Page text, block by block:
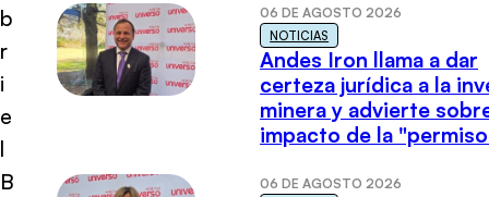
b
r
i
e
l
B
06 DE AGOSTO 2026
NOTICIAS
Andes Iron llama a dar
certeza jurídica a la
minera y advierte
impacto de la
06 DE AGOSTO 2026